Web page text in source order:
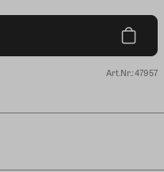
Art.Nr.: 47957